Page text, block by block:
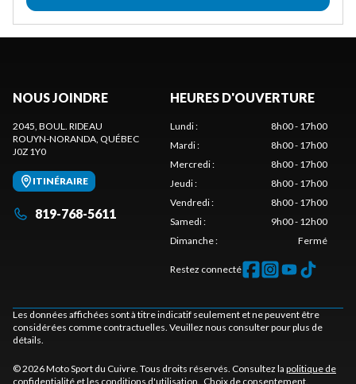
NOUS JOINDRE
2045, BOUL. RIDEAU
ROUYN-NORANDA, QUÉBEC
J0Z 1Y0
ITINÉRAIRE
819-768-5611
HEURES D'OUVERTURE
Lundi:
8h00 - 17h00
Mardi:
8h00 - 17h00
Mercredi:
8h00 - 17h00
Jeudi:
8h00 - 17h00
Vendredi:
8h00 - 17h00
Samedi:
9h00 - 12h00
Dimanche: Fermé
Restez connecté
Les données affichées sont à titre indicatif seulement et ne peuvent être
considérées comme contractuelles. Veuillez nous consulter pour plus de
détails.
© 2026 Moto Sport du Cuivre. Tous droits réservés. Consultez la politique de
confidentialité et les conditions d'utilisation Choix de consentement.